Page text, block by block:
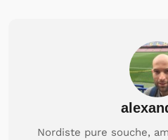
Nordiste pure souche,